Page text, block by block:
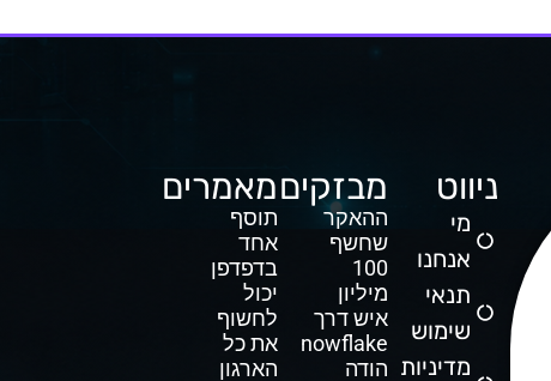
ניווט
מי
אנחנו
תנאי
שימוש
מדיניות
מבזקים
ההאקר
שחשף
100
מיליון
איש דרך
Snowflake
הודה
מאמרים
תוסף
אחד
בדפדפן
יכול
לחשוף
את כל
הארגון